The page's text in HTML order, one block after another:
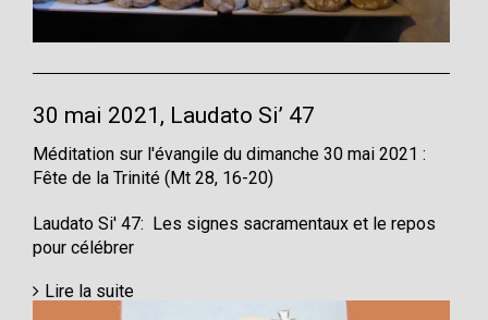
30 mai 2021, Laudato Si’ 47
Méditation sur l'évangile du dimanche 30 mai 2021 :
Fête de la Trinité (Mt 28, 16-20)
Laudato Si' 47: Les signes sacramentaux et le repos
pour célébrer
Lire la suite